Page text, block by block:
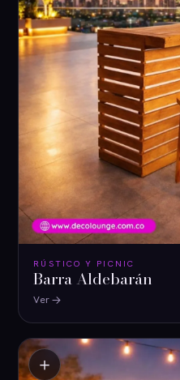
RÚSTICO Y PICNIC
Barra Aldebarán
Ver
＋